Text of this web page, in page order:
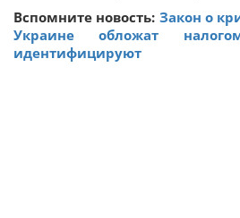
Вспомните новость: Закон о
Украине обложат
идентифицируют